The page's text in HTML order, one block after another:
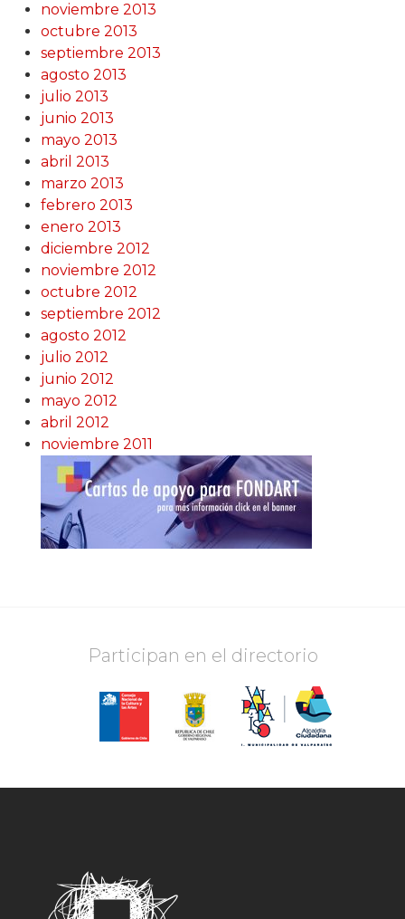
noviembre 2013
octubre 2013
septiembre 2013
agosto 2013
julio 2013
junio 2013
mayo 2013
abril 2013
marzo 2013
febrero 2013
enero 2013
diciembre 2012
noviembre 2012
octubre 2012
septiembre 2012
agosto 2012
julio 2012
junio 2012
mayo 2012
abril 2012
noviembre 2011
Participan en el directorio